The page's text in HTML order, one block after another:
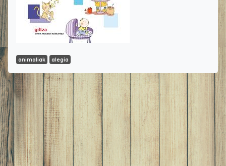
animaliak alegia